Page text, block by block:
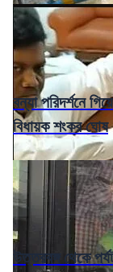
বন্যা পরিদর্শনে
বিধায়ক শংকর ঘোষ
উত্তরবঙ্গ থেকে